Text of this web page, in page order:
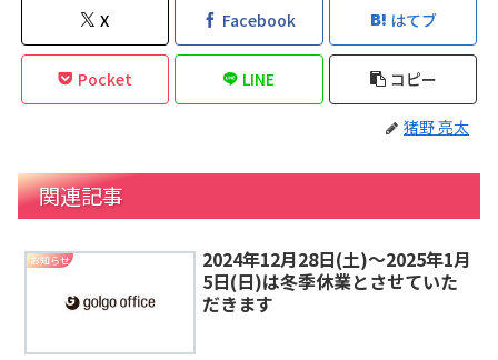
X Facebook はてブ
Pocket LINE コピー
猪野 亮太
関連記事
お知らせ
2024年12月28日(土)～2025年1月
5日(日)は冬季休業とさせていた
だきます